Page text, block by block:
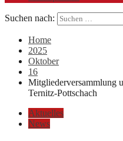
Suchen nach:
Home
2025
Oktober
16
Mitgliederversammlung
Ternitz-Pottschach
Aktuelles
News